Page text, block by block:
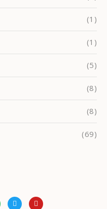
(1)
(1)
(5)
(8)
(8)
(69)